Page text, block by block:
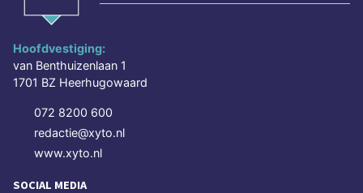
Hoofdvestiging:
van Benthuizenlaan 1
1701 BZ Heerhugowaard
072 8200 600
redactie@xyto.nl
www.xyto.nl
SOCIAL MEDIA